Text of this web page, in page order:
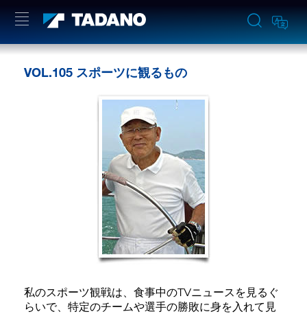
VOL.105 スポーツに観るもの
私のスポーツ観戦は、食事中のTVニュースを見るぐ
らいで、特定のチームや選手の勝敗に身を入れて見